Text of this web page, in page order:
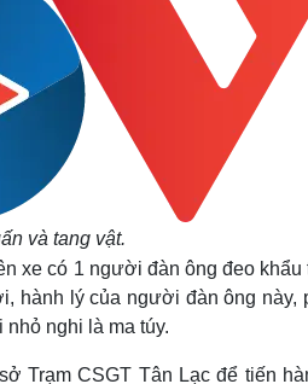
Di sản
và tang vật.
xe có 1 người đàn ông đeo
hành lý của người đàn ông này,
nghi là ma túy.
Trạm CSGT Tân Lạc để tiến